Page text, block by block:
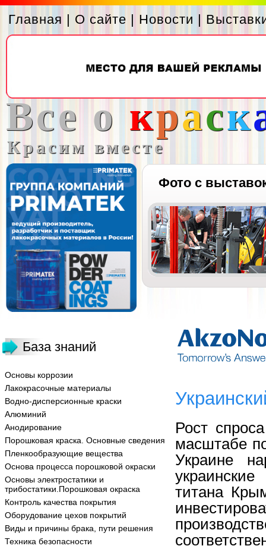
Главная | О сайте | Новости |
Все о краск
Красим вместе
Фото с
База знаний
Основы коррозии
Лакокрасочные материалы
Водно-дисперсионные краски
Алюминий
Анодирование
Порошковая краска. Основные сведения
Пленкообразующие вещества
Основа процесса порошковой окраски
Основы электростатики и
трибостатики.Порошковая окраска
Контроль качества покрытия
Оборудование цехов покрытий
Виды и причины брака, пути решения
Техника безопасности
Рост
масштабе
Украине
титана